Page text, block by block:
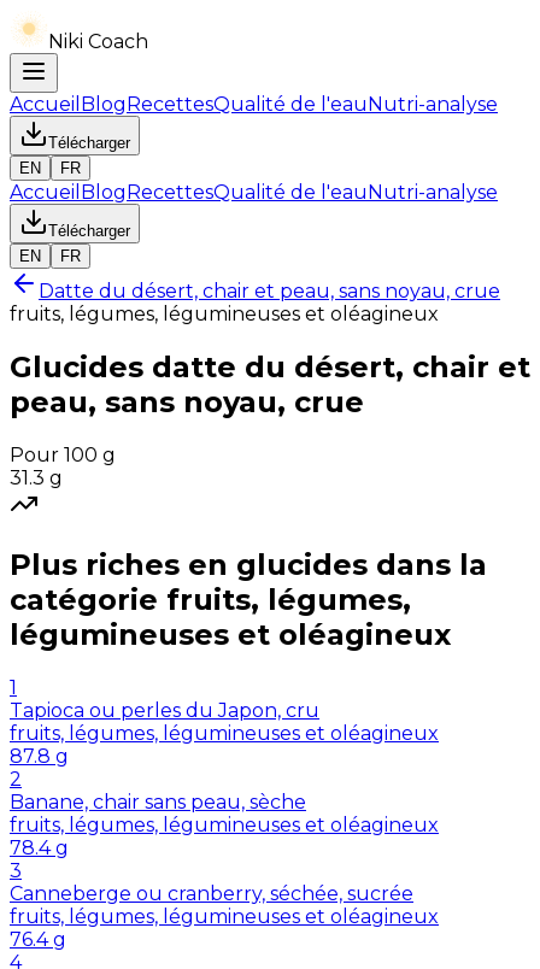
Niki Coach
Accueil BlogRecettesQualité de l'eauNutri-analyse
Télécharger
EN
FR
Accueil BlogRecettesQualité de l'eauNutri-analyse
Télécharger
EN
FR
Datte du désert, chair et peau, sans noyau, crue
fruits, légumes, légumineuses et oléagineux
Glucides datte du désert, chair et
peau, sans noyau, crue
Pour 100 g
31.3 g
Plus riches en glucides dans la
catégorie fruits, légumes,
légumineuses et oléagineux
1
Tapioca ou perles du Japon, cru
fruits, légumes, légumineuses et oléagineux
87.8 g
2
Banane, chair sans peau, sèche
fruits, légumes, légumineuses et oléagineux
78.4 g
3
Canneberge ou cranberry, séchée, sucrée
fruits, légumes, légumineuses et oléagineux
76.4 g
4